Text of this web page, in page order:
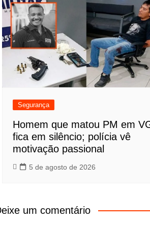
Segurança
Homem que matou PM em
fica em silêncio; polícia vê
motivação passional
5 de agosto de 2026
um comentário